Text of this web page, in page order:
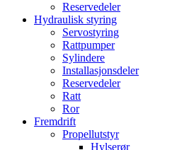
Reservedeler
Hydraulisk styring
Servostyring
Rattpumper
Sylindere
Installasjonsdeler
Reservedeler
Ratt
Ror
Fremdrift
Propellutstyr
Hylserør